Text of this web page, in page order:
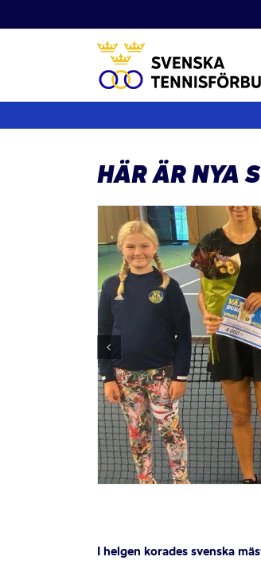
till
HÄR ÄR NYA
I helgen korades svenska